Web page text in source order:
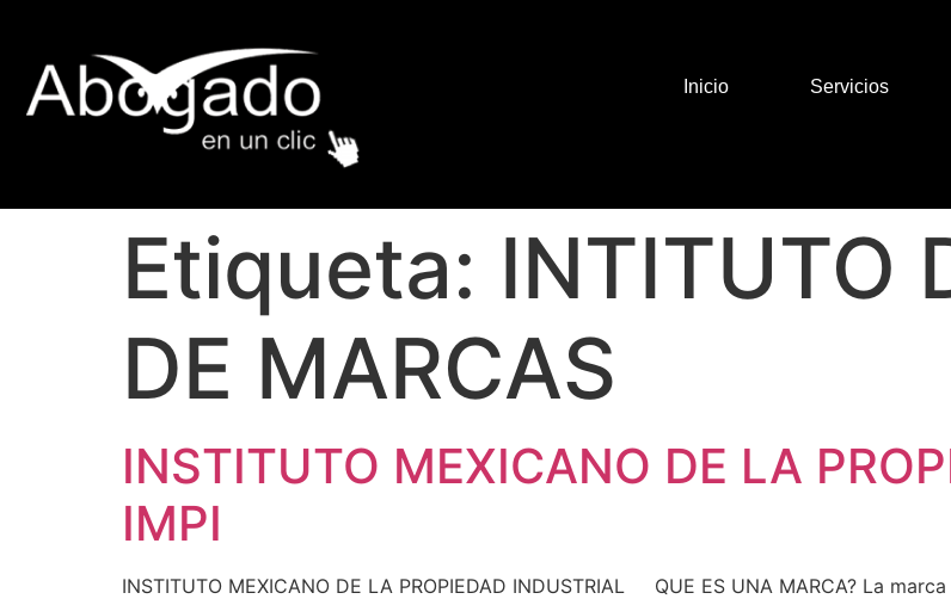
Inicio Servicios
Etiqueta: INTITUTO
DE MARCAS
INSTITUTO MEXICANO DE LA
IMPI
INSTITUTO MEXICANO DE LA PROPIEDAD INDUSTRIAL QUE ES UNA MARCA? La